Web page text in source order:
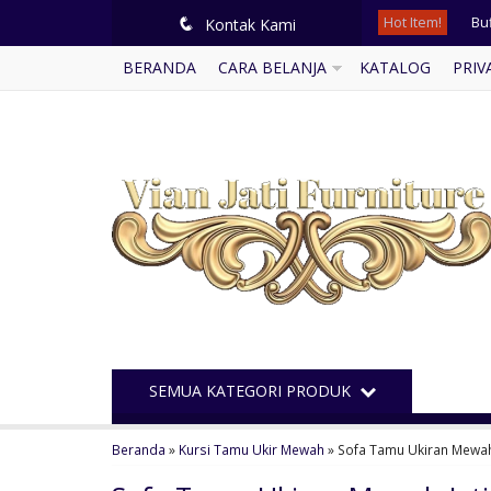
q Kontak Kami Hot Item!
BERANDA CARA BELANJA KATALOG
SEMUA KATEGORI PRODUK
Beranda » Kursi Tamu Ukir Mewah » Sofa Tamu Ukiran